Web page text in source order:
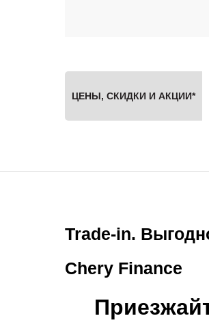
ЦЕНЫ, СКИДКИ И АКЦИИ*
Trade-in.
Chery Finance